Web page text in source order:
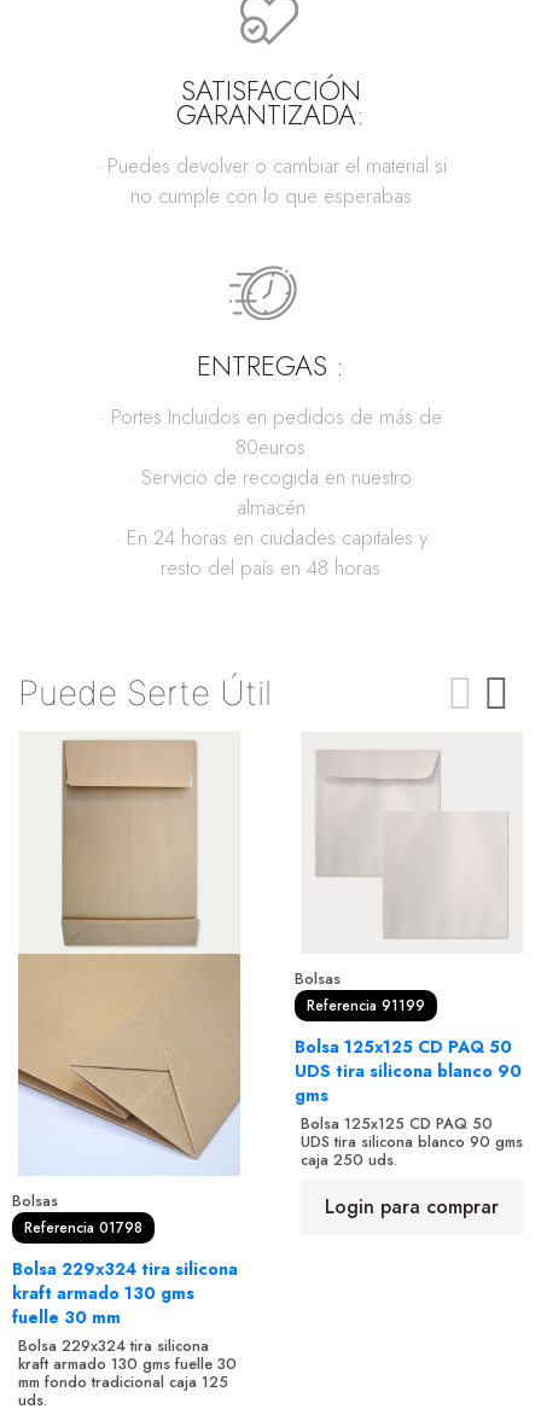
SATISFACCIÓN
GARANTIZADA:
· Puedes devolver o cambiar el material si
no cumple con lo que esperabas
ENTREGAS :
· Portes Incluidos en pedidos de más de
80euros
· Servicio de recogida en nuestro
almacén
· En 24 horas en ciudades capitales y
resto del país en 48 horas
Puede Serte Útil
Bolsas
Referencia 01798
Bolsa 229x324 tira silicona
kraft armado 130 gms
fuelle 30 mm
Bolsa 229x324 tira silicona
kraft armado 130 gms fuelle 30
mm fondo tradicional caja 125
uds.
Bolsas
Referencia 91199
Bolsa 125x125 CD PAQ 50
UDS tira silicona blanco 90
gms
Bolsa 125x125 CD PAQ 50
UDS tira silicona blanco 90 gms
caja 250 uds.
Login para comprar